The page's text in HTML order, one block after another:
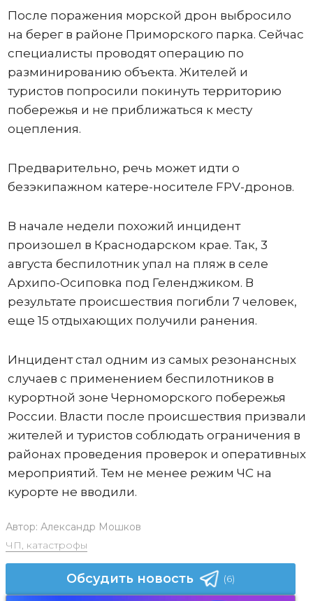
После поражения морской дрон выбросило
на берег в районе Приморского парка. Сейчас
специалисты проводят операцию по
разминированию объекта. Жителей и
туристов попросили покинуть территорию
побережья и не приближаться к месту
оцепления.
Предварительно, речь может идти о
безэкипажном катере-носителе FPV-дронов.
В начале недели похожий инцидент
произошел в Краснодарском крае. Так, 3
августа беспилотник упал на пляж в селе
Архипо-Осиповка под Геленджиком. В
результате происшествия погибли 7 человек,
еще 15 отдыхающих получили ранения.
Инцидент стал одним из самых резонансных
случаев с применением беспилотников в
курортной зоне Черноморского побережья
России. Власти после происшествия призвали
жителей и туристов соблюдать ограничения в
районах проведения проверок и оперативных
мероприятий. Тем не менее режим ЧС на
курорте не вводили.
Автор: Александр Мошков
ЧП, катастрофы
Обсудить новость (6)